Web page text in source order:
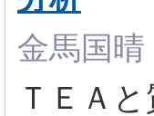
金馬国晴
ＴＥＡ